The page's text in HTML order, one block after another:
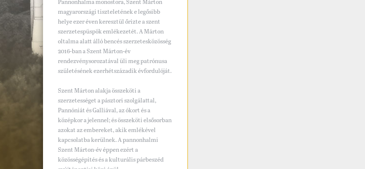
Pannonhalma monostora, Szent Márton
magyarországi tiszteletének e legősibb
helye ezer éven keresztül őrizte a szent
szerzetespüspök emlékezetét. A Márton
oltalma alatt álló bencés szerzetesközösség
2016-ban a Szent Márton-év
rendezvénysorozatával üli meg patrónusa
születésének ezerhétszázadik évfordulóját.
Szent Márton alakja összeköti a
szerzetességet a pásztori szolgálattal,
Pannóniát és Galliával, az ókort és a
középkor a jelennel; és összeköti elsősorban
azokat az embereket, akik emlékével
kapcsolatba kerülnek. A pannonhalmi
Szent Márton-év éppen ezért a
közösségépítés és a kulturális párbeszéd